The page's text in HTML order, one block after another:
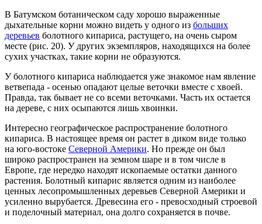
В Батумском ботаническом саду хорошо выраженные
дыхательные корни можно видеть у одного из больших
деревьев болотного кипариса, растущего, на очень сыром
месте (рис. 20). У других экземпляров, находящихся на более
сухих участках, такие корни не образуются.
У болотного кипариса наблюдается уже знакомое нам явление
ветвепада - осенью опадают целые веточки вместе с хвоей.
Правда, так бывает не со всеми веточками. Часть их остается
на дереве, с них осыпаются лишь хвоинки.
Интересно географическое распространение болотного
кипариса. В настоящее время он растет в диком виде только
на юго-востоке Северной Америки. Но прежде он был
широко распространен на земном шаре и в том числе в
Европе, где нередко находят ископаемые остатки данного
растения. Болотный кипарис является одним из наиболее
ценных лесопромышленных деревьев Северной Америки и
усиленно вырубается. Древесина его - превосходный строевой
и поделочный материал, она долго сохраняется в почве.